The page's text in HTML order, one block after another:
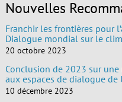
Nouvelles
Franchir les frontières pour
Dialogue mondial sur le
20 octobre 2023
Conclusion de 2023 sur
aux espaces de dialogue de
10 décembre 2023